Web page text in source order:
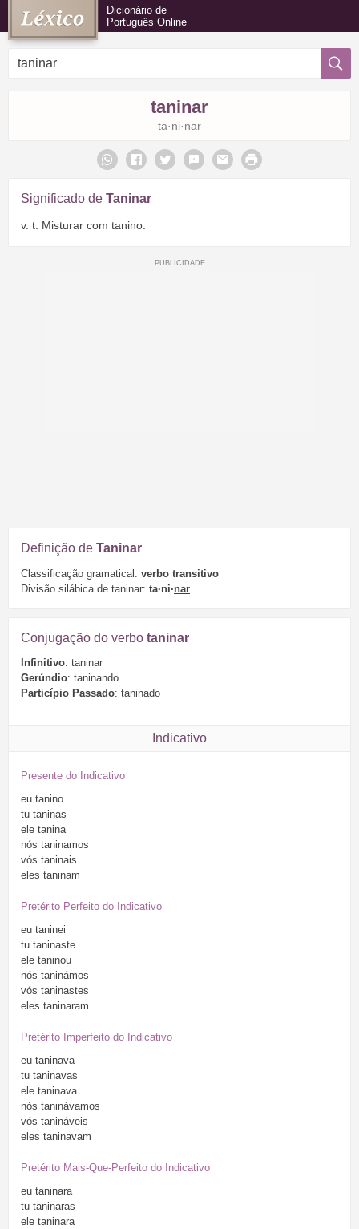
Dicionário de
Português Online
taninar
ta·ni·nar
Significado de Taninar
v. t. Misturar com tanino.
Definição de Taninar
Classificação gramatical: verbo transitivo
Divisão silábica de taninar: ta·ni·nar
Conjugação do verbo taninar
Infinitivo: taninar
Gerúndio: taninando
Particípio Passado: taninado
Indicativo
Presente do Indicativo
eu tanino
tu taninas
ele tanina
nós taninamos
vós taninais
eles taninam
Pretérito Perfeito do Indicativo
eu taninei
tu taninaste
ele taninou
nós taninámos
vós taninastes
eles taninaram
Pretérito Imperfeito do Indicativo
eu taninava
tu taninavas
ele taninava
nós taninávamos
vós tanináveis
eles taninavam
Pretérito Mais-Que-Perfeito do Indicativo
eu taninara
tu taninaras
ele taninara